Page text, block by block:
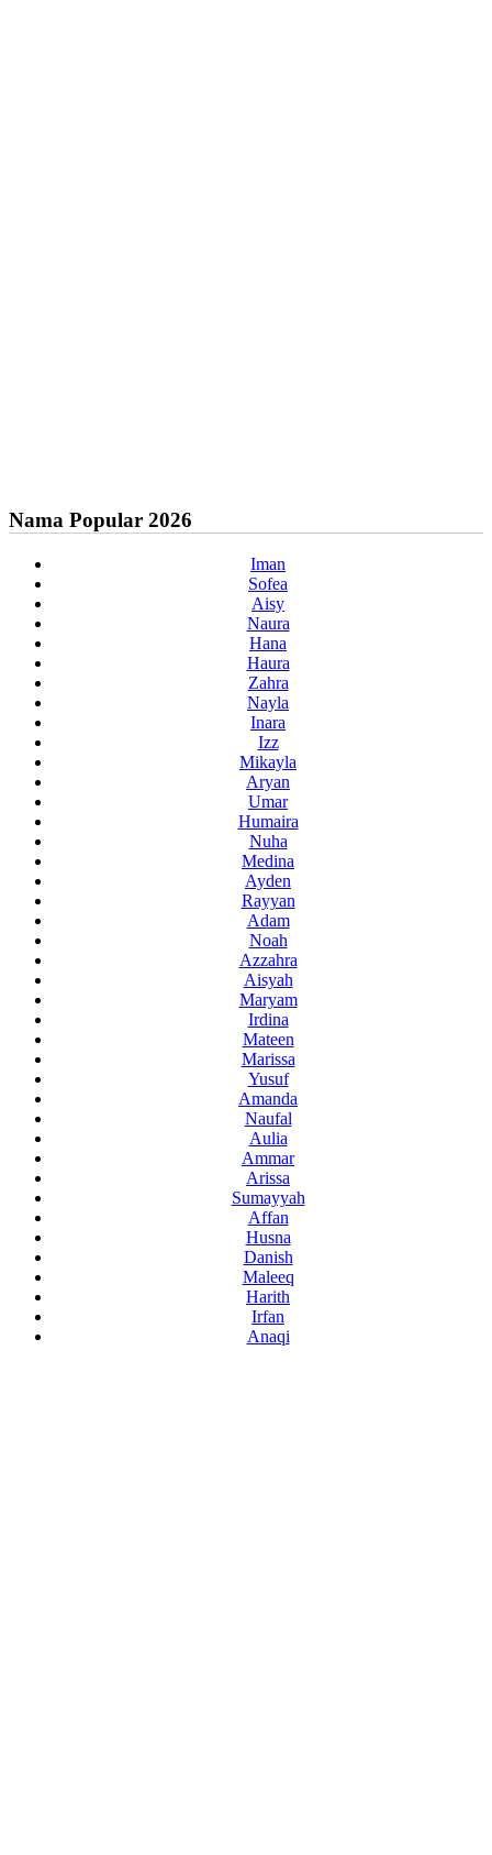
Nama Popular 2026
Iman
Sofea
Aisy
Naura
Hana
Haura
Zahra
Nayla
Inara
Izz
Mikayla
Aryan
Umar
Humaira
Nuha
Medina
Ayden
Rayyan
Adam
Noah
Azzahra
Aisyah
Maryam
Irdina
Mateen
Marissa
Yusuf
Amanda
Naufal
Aulia
Ammar
Arissa
Sumayyah
Affan
Husna
Danish
Maleeq
Harith
Irfan
Anaqi